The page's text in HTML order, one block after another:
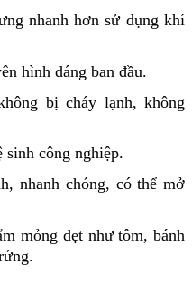
nhanh hơn sử dụng khí
hình dáng ban đầu.
bị cháy lạnh, không
sinh công nghiệp.
nhanh chóng, có thể mở
mỏng dẹt như tôm, bánh